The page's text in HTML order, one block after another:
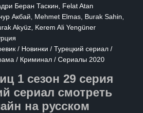
и открывая новые горизонты.
Сериал затрагивает важные
темы: от борьбы
с внутренними демонами
до попыток найти своё место
бывает добр.
Беран Таскин, Felat Atan
Акбай, Mehmet Elmas, Burak Sahin,
Akyüz, Kerem Ali Yengüner
/ Новинки / Турецкий сериал /
/ Криминал / Сериалы 2020
1 сезон 29 серия
сериал смотреть
на русском